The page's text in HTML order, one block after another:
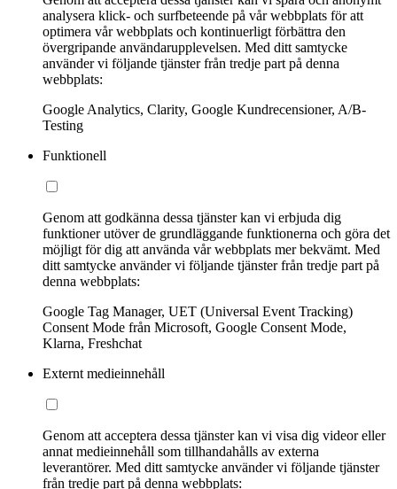
analysera klick- och surfbeteende på vår webbplats för att
optimera vår webbplats och kontinuerligt förbättra den
övergripande användarupplevelsen. Med ditt samtycke
använder vi följande tjänster från tredje part på denna
webbplats:
Google Analytics, Clarity, Google Kundrecensioner, A/B-
Testing
Funktionell
Genom att godkänna dessa tjänster kan vi erbjuda dig
funktioner utöver de grundläggande funktionerna och göra det
möjligt för dig att använda vår webbplats mer bekvämt. Med
ditt samtycke använder vi följande tjänster från tredje part på
denna webbplats:
Google Tag Manager, UET (Universal Event Tracking)
Consent Mode från Microsoft, Google Consent Mode,
Klarna, Freshchat
Externt medieinnehåll
Genom att acceptera dessa tjänster kan vi visa dig videor eller
annat medieinnehåll som tillhandahålls av externa
leverantörer. Med ditt samtycke använder vi följande tjänster
från tredje part på denna webbplats: